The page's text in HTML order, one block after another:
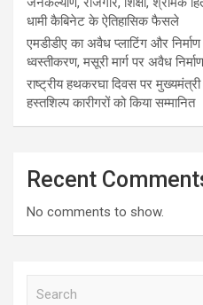
धामी कैबिनेट के ऐतिहासिक फैसले
एमडीडीए का अवैध प्लाटिंग और
ध्वस्तीकरण, मसूरी मार्ग पर अवैध
राष्ट्रीय हथकरघा दिवस पर
हस्तशिल्प कारीगरों को किया सम्मानित
Recent
No comments to show.